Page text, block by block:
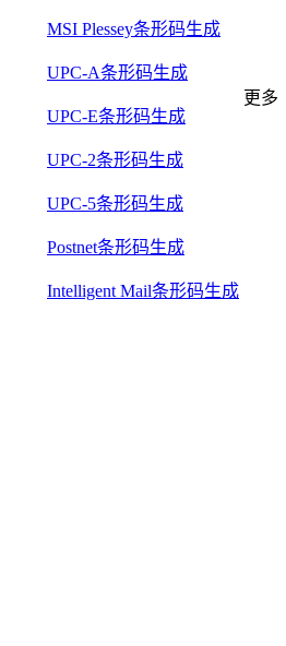
MSI Plessey条形码生成
UPC-A条形码生成
UPC-E条形码生成
UPC-2条形码生成
UPC-5条形码生成
Postnet条形码生成
Intelligent Mail条形码生成
更多